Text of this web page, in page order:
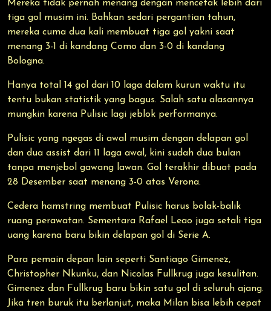
Mereka tidak pernah menang dengan mencetak lebih dari
tiga gol musim ini. Bahkan sedari pergantian tahun,
mereka cuma dua kali membuat tiga gol yakni saat
menang 3-1 di kandang Como dan 3-0 di kandang
Bologna.
Hanya total 14 gol dari 10 laga dalam kurun waktu itu
tentu bukan statistik yang bagus. Salah satu alasannya
mungkin karena Pulisic lagi jeblok performanya.
Pulisic yang ngegas di awal musim dengan delapan gol
dan dua assist dari 11 laga awal, kini sudah dua bulan
tanpa menjebol gawang lawan. Gol terakhir dibuat pada
28 Desember saat menang 3-0 atas Verona.
Cedera hamstring membuat Pulisic harus bolak-balik
ruang perawatan. Sementara Rafael Leao juga setali tiga
uang karena baru bikin delapan gol di Serie A.
Para pemain depan lain seperti Santiago Gimenez,
Christopher Nkunku, dan Nicolas Fullkrug juga kesulitan.
Gimenez dan Fullkrug baru bikin satu gol di seluruh ajang.
Jika tren buruk itu berlanjut, maka Milan bisa lebih cepat